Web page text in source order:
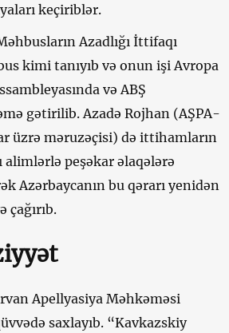
keçiriblər.
Azadlığı İttifaqı
kimi tanıyıb və onun işi Avropa
və ABŞ
gətirilib. Azadə Rojhan (AŞPA-
üzrə məruzəçisi) də ittihamların
alimlərlə peşəkar əlaqələrə
Azərbaycanın bu qərarı yenidən
çağırıb.
Apellyasiya Məhkəməsi
saxlayıb. “Kavkazskiy